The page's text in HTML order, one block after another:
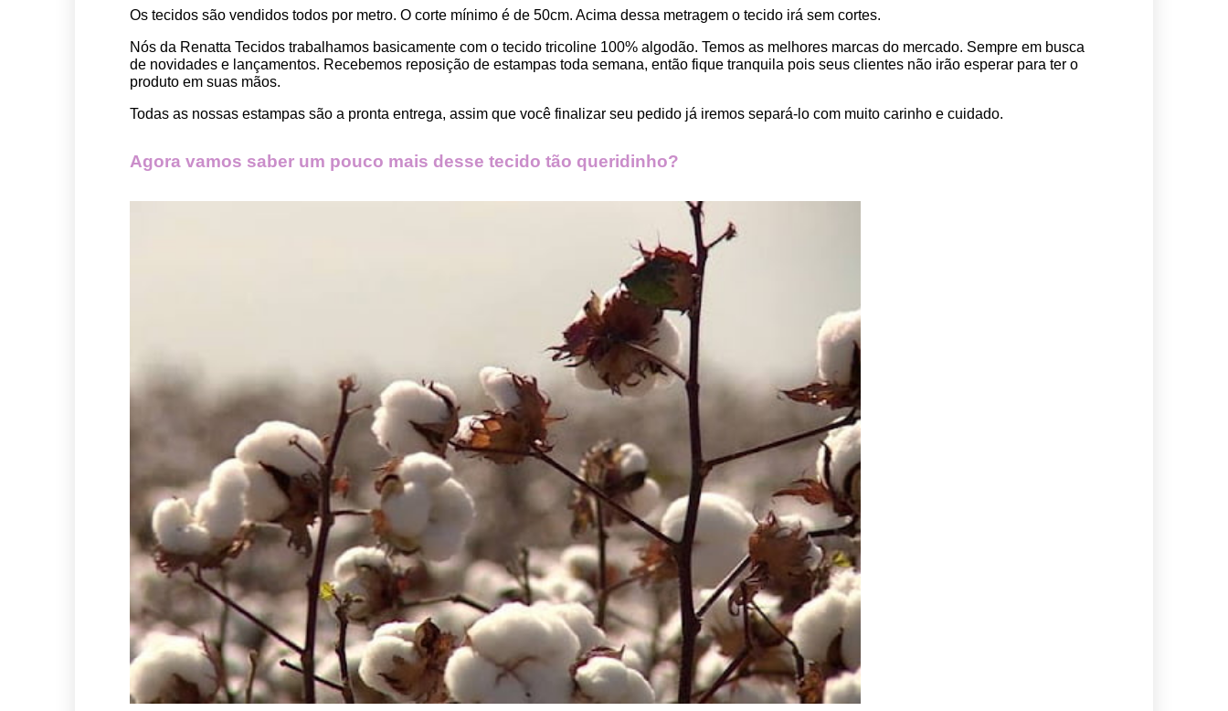
Os tecidos são vendidos todos por metro. O corte mínimo é de 50cm. Acima dessa metragem o tecido irá sem cortes.
Nós da Renatta Tecidos trabalhamos basicamente com o tecido tricoline 100% algodão. Temos as melhores marcas do mercado. Sempre em busca
de novidades e lançamentos. Recebemos reposição de estampas toda semana, então fique tranquila pois seus clientes não irão esperar para ter o
produto em suas mãos.
Todas as nossas estampas são a pronta entrega, assim que você finalizar seu pedido já iremos separá-lo com muito carinho e cuidado.
Agora vamos saber um pouco mais desse tecido tão queridinho?